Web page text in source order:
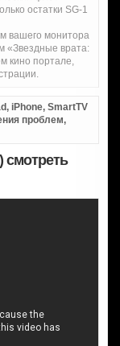
остатки SG-1
вашего монитора
«Звездные врата:
кино портале,
iPhone, SmartTV
проблем,
смотреть